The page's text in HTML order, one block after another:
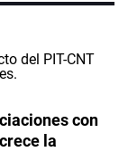
con
la